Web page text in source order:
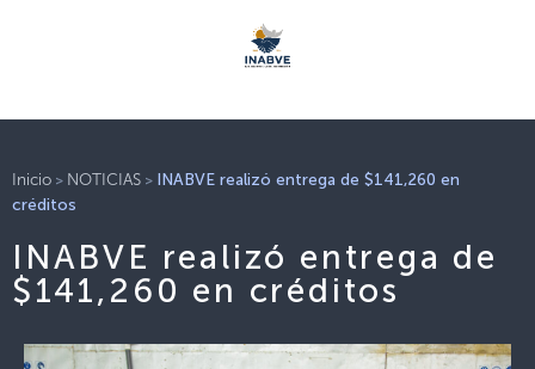
Inicio > NOTICIAS > INABVE realizó entrega de $141,260 en
créditos
INABVE realizó entrega de
$141,260 en créditos